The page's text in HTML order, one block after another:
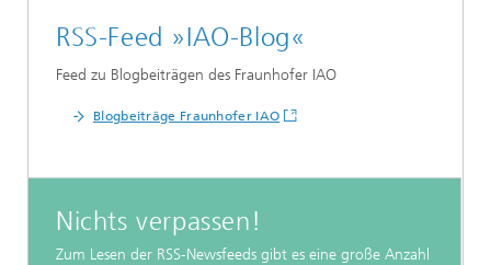
RSS-Feed »IAO-Blog«
Feed zu Blogbeiträgen des Fraunhofer IAO
Blogbeiträge Fraunhofer IAO
Nichts verpassen!
Zum Lesen der RSS-Newsfeeds gibt es eine große Anzahl